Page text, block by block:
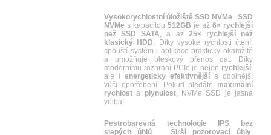
Vysokorychlostní úložiště SSD NVMe
SSD
NVMe s kapacitou 512GB je až 6× rychlejší
než SSD SATA, a až 25× rychlejší než
klasický HDD. Díky vysoké rychlosti čtení,
spouští systém i aplikace prakticky okamžitě
a umožňuje bleskový přenos dat. Díky
modernímu rozhraní PCIe je nejen rychlejší,
ale i energeticky efektivnější a odolnější
vůči opotřebení. Pokud hledáte maximální
rychlost a plynulost, NVMe SSD je jasná
volba!
Pestrobarevná technologie IPS bez
slepých úhlů
Širší pozorovací úhly,